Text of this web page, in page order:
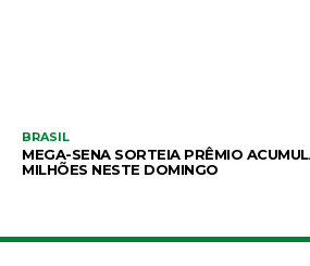
BRASIL
MEGA-SENA SORTEIA PRÊMIO
MILHÕES NESTE DOMINGO